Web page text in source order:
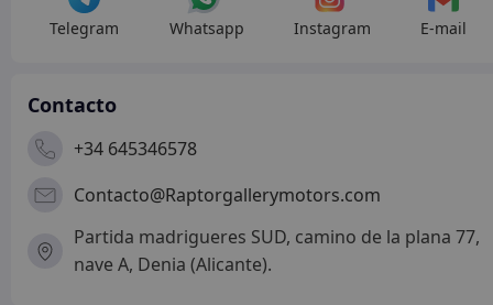
Telegram Whatsapp Instagram E-mail
Contacto
+34 645346578
Contacto@Raptorgallerymotors.com
Partida madrigueres SUD, camino de la plana 77,
nave A, Denia (Alicante).